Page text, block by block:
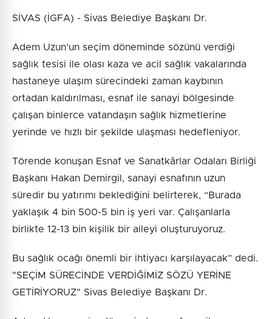
SİVAS (İGFA) - Sivas Belediye Başkanı Dr.
Adem Uzun’un seçim döneminde sözünü verdiği
sağlık tesisi ile olası kaza ve acil sağlık vakalarında
hastaneye ulaşım sürecindeki zaman kaybının
ortadan kaldırılması, esnaf ile sanayi bölgesinde
çalışan binlerce vatandaşın sağlık hizmetlerine
yerinde ve hızlı bir şekilde ulaşması hedefleniyor.
Törende konuşan Esnaf ve Sanatkârlar Odaları Birliği
Başkanı Hakan Demirgil, sanayi esnafının uzun
süredir bu yatırımı beklediğini belirterek, “Burada
yaklaşık 4 bin 500-5 bin iş yeri var. Çalışanlarla
birlikte 12-13 bin kişilik bir aileyi oluşturuyoruz.
Bu sağlık ocağı önemli bir ihtiyacı karşılayacak” dedi.
"SEÇİM SÜRECİNDE VERDİĞİMİZ SÖZÜ YERİNE
GETİRİYORUZ" Sivas Belediye Başkanı Dr.